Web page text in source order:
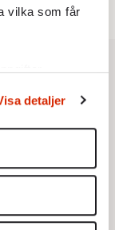
vilka som får
när som
innehållet
Vi
och annan
detaljer